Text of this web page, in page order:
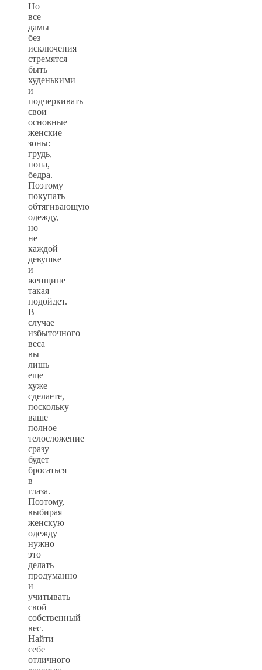
Но
все
дамы
без
исключения
стремятся
быть
худенькими
и
подчеркивать
свои
основные
женские
зоны:
грудь,
попа,
бедра.
Поэтому
покупать
обтягивающую
одежду,
но
не
каждой
девушке
и
женщине
такая
подойдет.
В
случае
избыточного
веса
вы
лишь
еще
хуже
сделаете,
поскольку
ваше
полное
телосложение
сразу
будет
бросаться
в
глаза.
Поэтому,
выбирая
женскую
одежду
нужно
это
делать
продуманно
и
учитывать
свой
собственный
вес.
Найти
себе
отличного